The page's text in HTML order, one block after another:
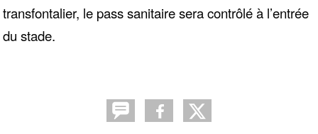
transfontalier, le pass sanitaire sera contrôlé à l’entrée
du stade.